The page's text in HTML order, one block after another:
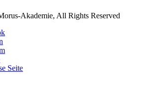
Akademie, All Rights Reserved
Seite